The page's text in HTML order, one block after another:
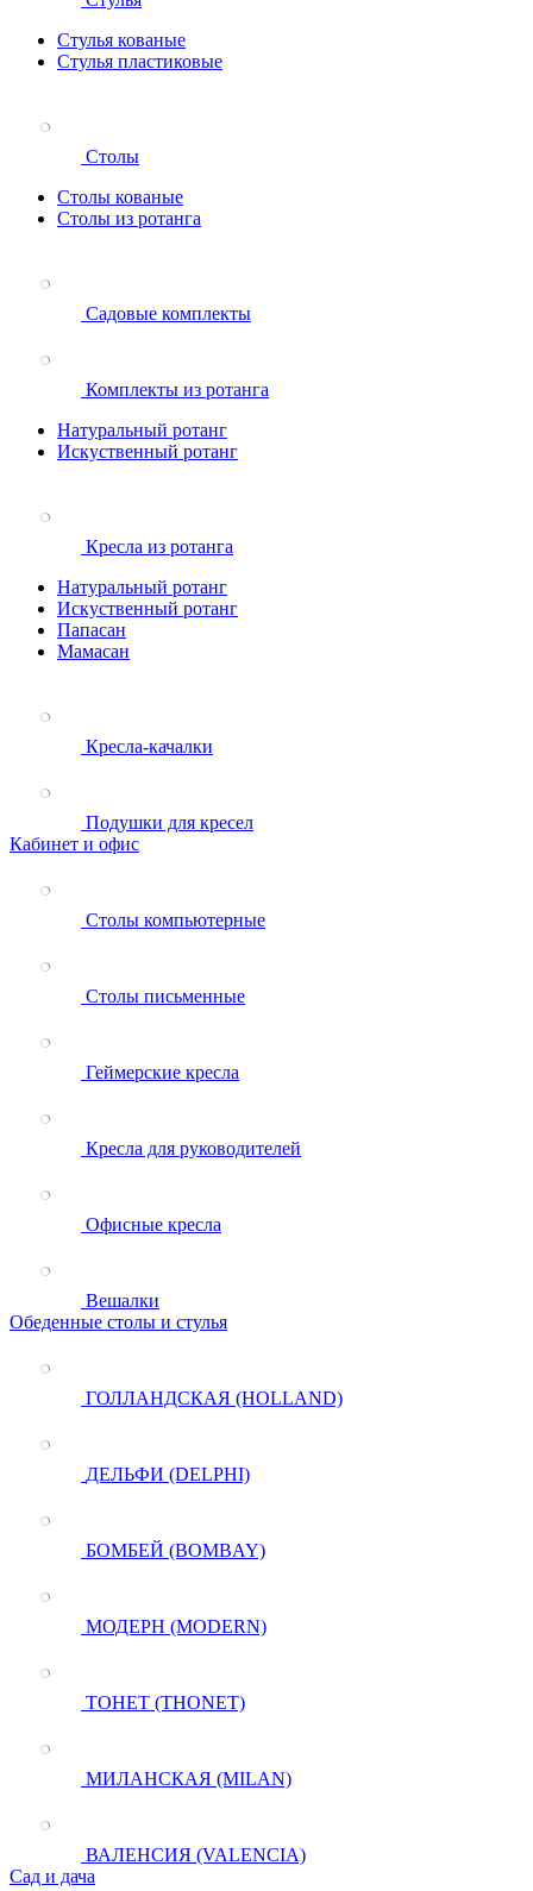
Стулья кованые
Стулья пластиковые
Столы
Столы кованые
Столы из ротанга
Садовые комплекты
Комплекты из ротанга
Натуральный ротанг
Искуственный ротанг
Кресла из ротанга
Натуральный ротанг
Искуственный ротанг
Папасан
Мамасан
Кресла-качалки
Подушки для кресел
Кабинет и офис
Столы компьютерные
Столы письменные
Геймерские кресла
Кресла для руководителей
Офисные кресла
Вешалки
Обеденные столы и стулья
ГОЛЛАНДСКАЯ (HOLLAND)
ДЕЛЬФИ (DELPHI)
БОМБЕЙ (BOMBAY)
МОДЕРН (MODERN)
ТОНЕТ (THONET)
МИЛАНСКАЯ (MILAN)
ВАЛЕНСИЯ (VALENCIA)
Сад и дача